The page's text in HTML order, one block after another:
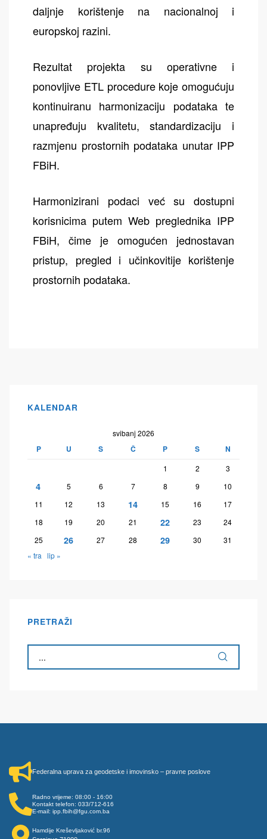
daljnje korištenje na nacionalnoj i
europskoj razini.
Rezultat projekta su operativne i
ponovljive ETL procedure koje omogućuju
kontinuiranu harmonizaciju podataka te
unapređuju kvalitetu, standardizaciju i
razmjenu prostornih podataka unutar IPP
FBiH.
Harmonizirani podaci već su dostupni
korisnicima putem Web preglednika IPP
FBiH, čime je omogućen jednostavan
pristup, pregled i učinkovitije korištenje
prostornih podataka.
KALENDAR
svibanj 2026
P U S Č P S N
1 2 3
4 5 6 7 8 9
10
11
12 13 14 15 16
17
18
19 20 21 22 23
24
25
26 27 28 29 30
31
« tra lip »
PRETRAŽI
Federalna uprava za geodetske i imovinsko – pravne poslove
Radno vrijeme: 08:00 - 16:00
Kontakt telefon: 033/712-616
E-mail: ipp.fbih@fgu.com.ba
Hamdije Kreševljaković br.96